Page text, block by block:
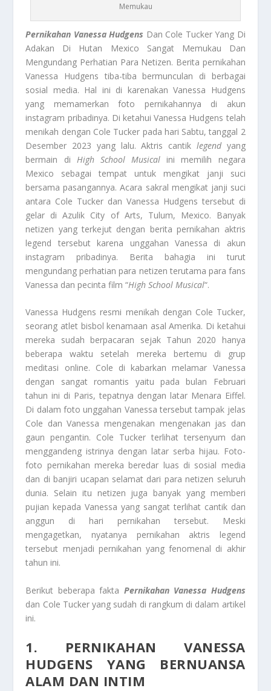
Memukau
Pernikahan Vanessa Hudgens Dan Cole Tucker Yang Di
Adakan Di Hutan Mexico Sangat Memukau Dan
Mengundang Perhatian Para Netizen. Berita pernikahan
Vanessa Hudgens tiba-tiba bermunculan di berbagai
sosial media. Hal ini di karenakan Vanessa Hudgens
yang memamerkan foto pernikahannya di akun
instagram pribadinya. Di ketahui Vanessa Hudgens telah
menikah dengan Cole Tucker pada hari Sabtu, tanggal 2
Desember 2023 yang lalu. Aktris cantik legendyang
bermain di High School Musical ini memilih negara
Mexico sebagai tempat untuk mengikat janji suci
bersama pasangannya. Acara sakral mengikat janji suci
antara Cole Tucker dan Vanessa Hudgens tersebut di
gelar di Azulik City of Arts, Tulum, Mexico. Banyak
netizen yang terkejut dengan berita pernikahan aktris
legend tersebut karena unggahan Vanessa di akun
instagram pribadinya. Berita bahagia ini turut
mengundang perhatian para netizen terutama para fans
Vanessa dan pecinta film “High School Musical“.
Vanessa Hudgens resmi menikah dengan Cole Tucker,
seorang atlet bisbol kenamaan asal Amerika. Di ketahui
mereka sudah berpacaran sejak Tahun 2020 hanya
beberapa waktu setelah mereka bertemu di grup
meditasi online. Cole di kabarkan melamar Vanessa
dengan sangat romantis yaitu pada bulan Februari
tahun ini di Paris, tepatnya dengan latar Menara Eiffel.
Di dalam foto unggahan Vanessa tersebut tampak jelas
Cole dan Vanessa mengenakan mengenakan jas dan
gaun pengantin. Cole Tucker terlihat tersenyum dan
menggandeng istrinya dengan latar serba hijau. Foto-
foto pernikahan mereka beredar luas di sosial media
dan di banjiri ucapan selamat dari para netizen seluruh
dunia. Selain itu netizen juga banyak yang memberi
pujian kepada Vanessa yang sangat terlihat cantik dan
anggun di hari pernikahan tersebut. Meski
mengagetkan, nyatanya pernikahan aktris legend
tersebut menjadi pernikahan yang fenomenal di akhir
tahun ini.
Berikut beberapa fakta Pernikahan Vanessa Hudgens
dan Cole Tucker yang sudah di rangkum di dalam artikel
ini.
1. PERNIKAHAN VANESSA
HUDGENS YANG BERNUANSA
ALAM DAN INTIM